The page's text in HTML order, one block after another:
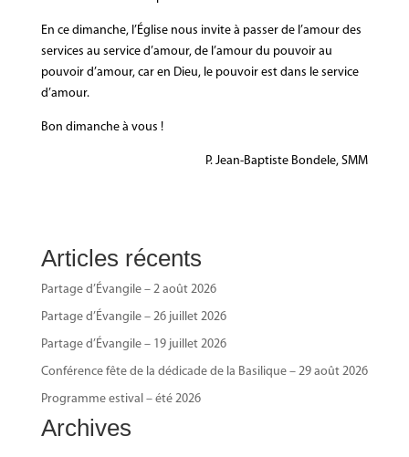
En ce dimanche, l’Église nous invite à passer de l’amour des
services au service d’amour, de l’amour du pouvoir au
pouvoir d’amour, car en Dieu, le pouvoir est dans le service
d’amour.
Bon dimanche à vous !
P. Jean-Baptiste Bondele, SMM
Articles récents
Partage d’Évangile – 2 août 2026
Partage d’Évangile – 26 juillet 2026
Partage d’Évangile – 19 juillet 2026
Conférence fête de la dédicade de la Basilique – 29 août 2026
Programme estival – été 2026
Archives